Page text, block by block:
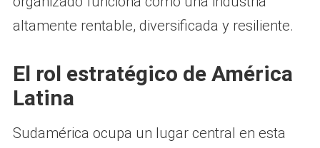
altamente rentable, diversificada y resiliente.
El rol estratégico de América
Latina
Sudamérica ocupa un lugar central en esta